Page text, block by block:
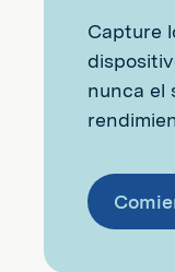
Capture
nunca el